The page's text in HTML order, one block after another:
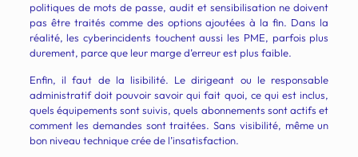
politiques de mots de passe, audit et sensibilisation ne doivent
pas être traités comme des options ajoutées à la fin. Dans la
réalité, les cyberincidents touchent aussi les PME, parfois plus
durement, parce que leur marge d’erreur est plus faible.
Enfin, il faut de la lisibilité. Le dirigeant ou le responsable
administratif doit pouvoir savoir qui fait quoi, ce qui est inclus,
quels équipements sont suivis, quels abonnements sont actifs et
comment les demandes sont traitées. Sans visibilité, même un
bon niveau technique crée de l’insatisfaction.